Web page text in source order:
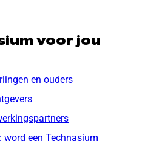
voor jou
en ouders
word een Technasium